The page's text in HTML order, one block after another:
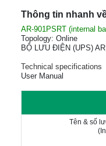
Thông tin nhanh
AR-901PSRT (internal
Topology: Online
BỘ LƯU ĐIỆN (UPS)
Technical specifications
User Manual
Tên & số